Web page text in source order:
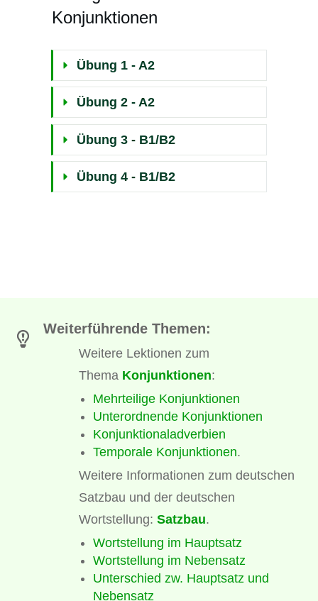
Konjunktionen
Übung 1 - A2
Übung 2 - A2
Übung 3 - B1/B2
Übung 4 - B1/B2
Weiterführende Themen:
Weitere Lektionen zum
Thema Konjunktionen:
Mehrteilige Konjunktionen
Unterordnende Konjunktionen
Konjunktionaladverbien
Temporale Konjunktionen.
Weitere Informationen zum deutschen
Satzbau und der deutschen
Wortstellung: Satzbau.
Wortstellung im Hauptsatz
Wortstellung im Nebensatz
Unterschied zw. Hauptsatz und
Nebensatz